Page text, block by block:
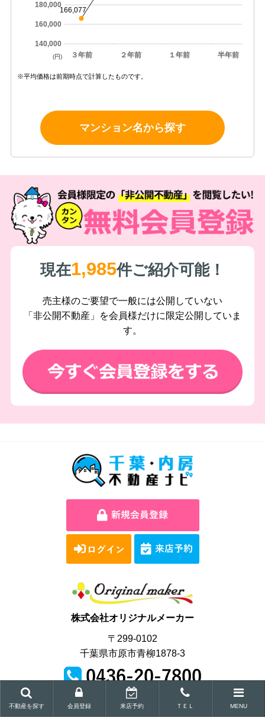
不動産を探す 会員登録 来店予約 ＴＥＬ MENU
３年前 ２年前 １年前 半年前
140,000
160,000
180,000
166,077
(円)
※平均価格は前期時点で計算したものです。
マンション名から探す
現在1,985件ご紹介可能！
売主様のご要望で一般には公開していない
「非公開不動産」を会員様だけに限定公開していま
す。
株式会社オリジナルメーカー
〒299-0102
千葉県市原市青柳1878-3
営業時間｜9:00～18:00